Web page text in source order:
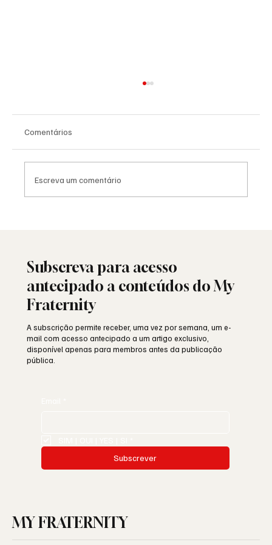
Comentários
Escreva um comentário
Subscreva para acesso
antecipado a conteúdos do My
Fraternity
A subscrição permite receber, uma vez por semana, um e-
mail com acesso antecipado a um artigo exclusivo,
disponível apenas para membros antes da publicação
pública.
Subscrever
MY FRATERNITY